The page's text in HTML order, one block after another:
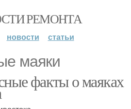
РЕМОНТА
новости статьи
маяки
факты о маяках